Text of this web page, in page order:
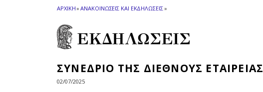
ΑΡΧΙΚΗ» ΑΝΑΚΟΙΝΩΣΕΙΣ ΚΑΙ ΕΚΔΗΛΩΣΕΙΣ»
ΕΚΔΗΛΩΣΕΙΣ
ΣΥΝΕΔΡΙΟ ΤΗΣ ΔΙΕΘΝΟΥΣ
02/07/2025